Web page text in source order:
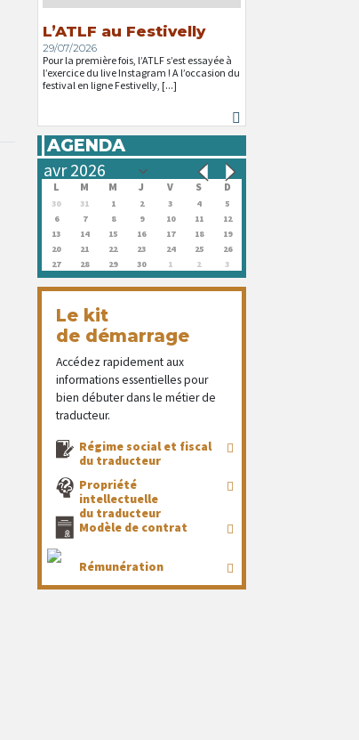
L’ATLF au Festivelly
29/07/2026
Pour la première fois, l’ATLF s’est essayée à
l’exercice du live Instagram ! A l’occasion du
festival en ligne Festivelly, [...]
AGENDA
L M M J V S D
30 31 1 2 3 4
5
6
7 8 9 10 11
12
13
14 15 16 17 18
19
20
21 22 23 24 25
26
27
28 29 30 1 2 3
Le kit
de démarrage
Accédez rapidement aux
informations essentielles pour
bien débuter dans le métier de
traducteur.
Régime social et fiscal
du traducteur
Propriété
intellectuelle
du traducteur
Modèle de contrat
Rémunération